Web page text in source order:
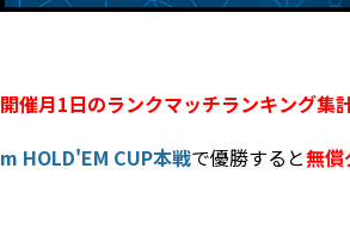
開催月1日のランクマッチランキング集
m HOLD'EM CUP本戦で優勝すると無